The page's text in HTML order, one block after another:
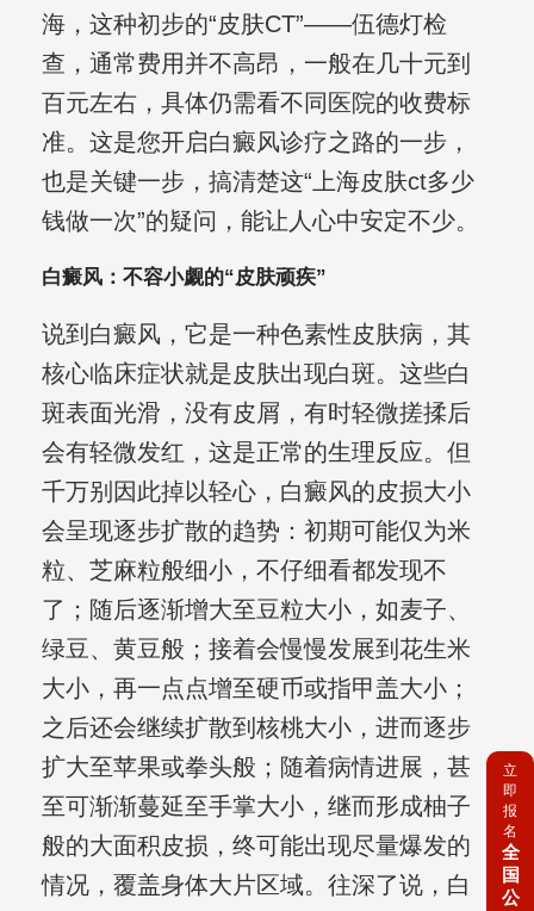
海，这种初步的“皮肤CT”——伍德灯检
查，通常费用并不高昂，一般在几十元到
百元左右，具体仍需看不同医院的收费标
准。这是您开启白癜风诊疗之路的一步，
也是关键一步，搞清楚这“上海皮肤ct多少
钱做一次”的疑问，能让人心中安定不少。
白癜风：不容小觑的“皮肤顽疾”
说到白癜风，它是一种色素性皮肤病，其
核心临床症状就是皮肤出现白斑。这些白
斑表面光滑，没有皮屑，有时轻微搓揉后
会有轻微发红，这是正常的生理反应。但
千万别因此掉以轻心，白癜风的皮损大小
会呈现逐步扩散的趋势：初期可能仅为米
粒、芝麻粒般细小，不仔细看都发现不
了；随后逐渐增大至豆粒大小，如麦子、
绿豆、黄豆般；接着会慢慢发展到花生米
大小，再一点点增至硬币或指甲盖大小；
之后还会继续扩散到核桃大小，进而逐步
扩大至苹果或拳头般；随着病情进展，甚
至可渐渐蔓延至手掌大小，继而形成柚子
般的大面积皮损，终可能出现尽量爆发的
情况，覆盖身体大片区域。往深了说，白
立
即
报
名
全
国
公